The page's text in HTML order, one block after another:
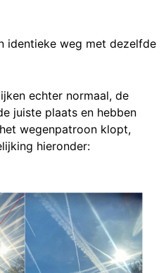
identieke weg met dezelfde
echter normaal, de
juiste plaats en hebben
wegenpatroon klopt,
hieronder: